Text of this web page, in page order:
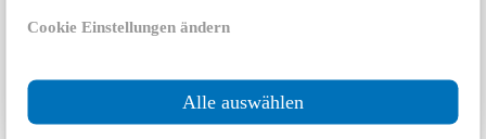
Cookie Einstellungen ändern
Alle auswählen